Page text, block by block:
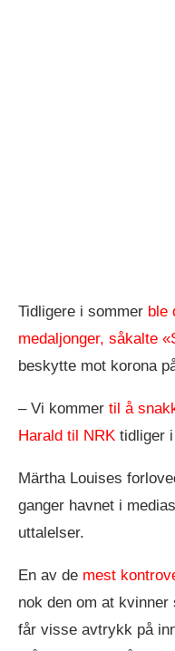
Tidligere i sommer ble
medaljonger, såkalte
beskytte mot korona
– Vi kommer til å
Harald til NRK tidliger
Märtha Louises
ganger havnet i
uttalelser.
En av de mest
nok den om at
får visse avtrykk på